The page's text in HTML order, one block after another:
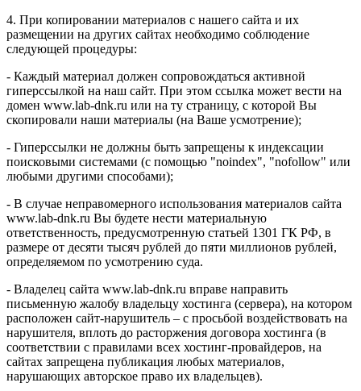
4. При копировании материалов с нашего сайта и их
размещении на других сайтах необходимо соблюдение
следующей процедуры:
- Каждый материал должен сопровождаться активной
гиперссылкой на наш сайт. При этом ссылка может вести на
домен www.lab-dnk.ru или на ту страницу, с которой Вы
скопировали наши материалы (на Ваше усмотрение);
- Гиперссылки не должны быть запрещены к индексации
поисковыми системами (с помощью "noindex", "nofollow" или
любыми другими способами);
- В случае неправомерного использования материалов сайта
www.lab-dnk.ru Вы будете нести материальную
ответственность, предусмотренную статьей 1301 ГК РФ, в
размере от десяти тысяч рублей до пяти миллионов рублей,
определяемом по усмотрению суда.
- Владелец сайта www.lab-dnk.ru вправе направить
письменную жалобу владельцу хостинга (сервера), на котором
расположен сайт-нарушитель – с просьбой воздействовать на
нарушителя, вплоть до расторжения договора хостинга (в
соответствии с правилами всех хостинг-провайдеров, на
сайтах запрещена публикация любых материалов,
нарушающих авторское право их владельцев).